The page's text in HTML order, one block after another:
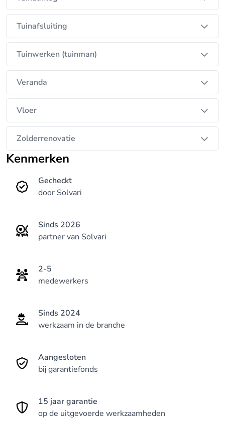
Tuinafsluiting
Tuinwerken (tuinman)
Veranda
Vloer
Zolderrenovatie
Kenmerken
Gecheckt
door Solvari
Sinds 2026
partner van Solvari
2-5
medewerkers
Sinds 2024
werkzaam in de branche
Aangesloten
bij garantiefonds
15 jaar garantie
op de uitgevoerde werkzaamheden